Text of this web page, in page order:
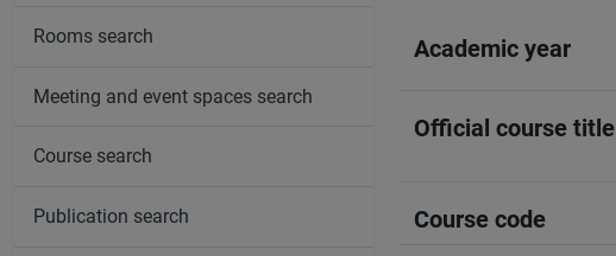
Academic year
Official course title
Course code
Rooms search
Meeting and event spaces search
Course search
Publication search